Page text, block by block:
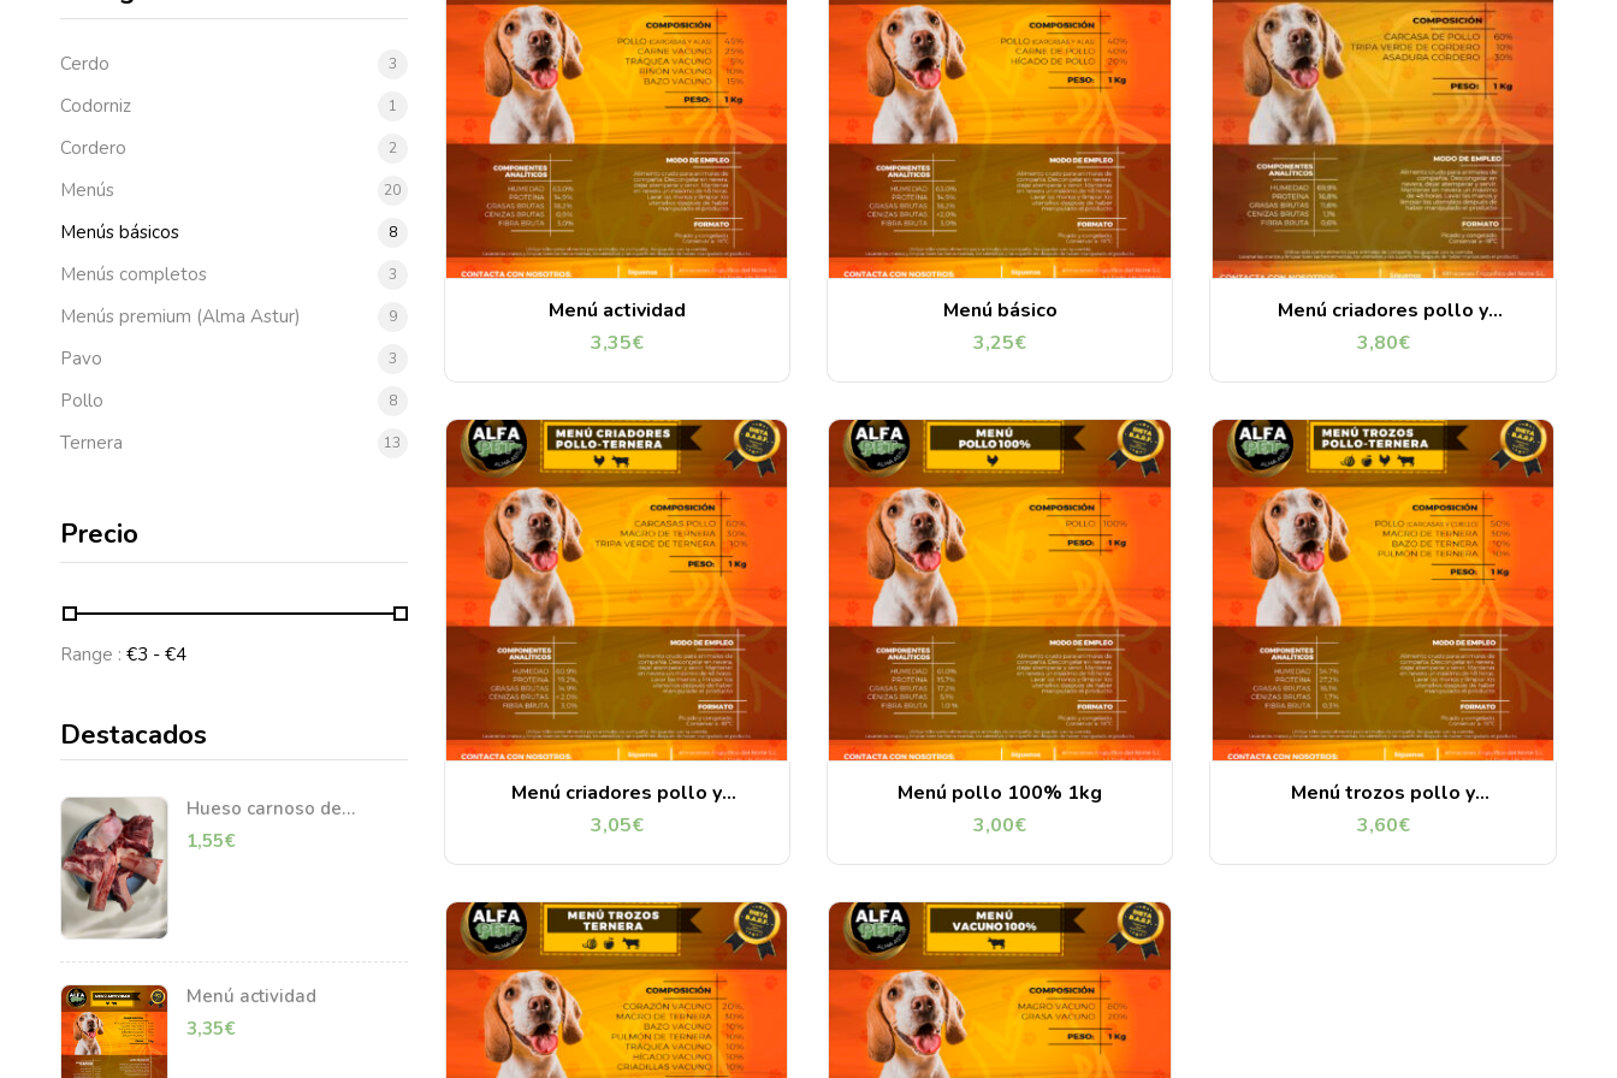
Cerdo 3
Codorniz 1
Cordero 2
Menús 20
Menús básicos 8
Menús completos 3
Menús premium (Alma Astur) 9
Pavo 3
Pollo 8
Ternera 13
Precio
Range : €3 - €4
Destacados
Hueso carnoso de
vacuno
1,55€
Menú actividad
3,35€
Menú actividad
3,35€
Menú básico
3,25€
Menú criadores pollo y
cordero 1kg
3,80€
Menú criadores pollo y
ternera 1kg
3,05€
Menú pollo 100% 1kg
3,00€
Menú trozos pollo y
ternera 1kg
3,60€